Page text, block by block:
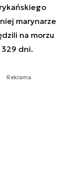
marynarze
na morzu
329 dni.
Reklama